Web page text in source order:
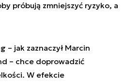
próbują zmniejszyć ryzyko, a
– jak zaznaczył Marcin
– chce doprowadzić
W efekcie